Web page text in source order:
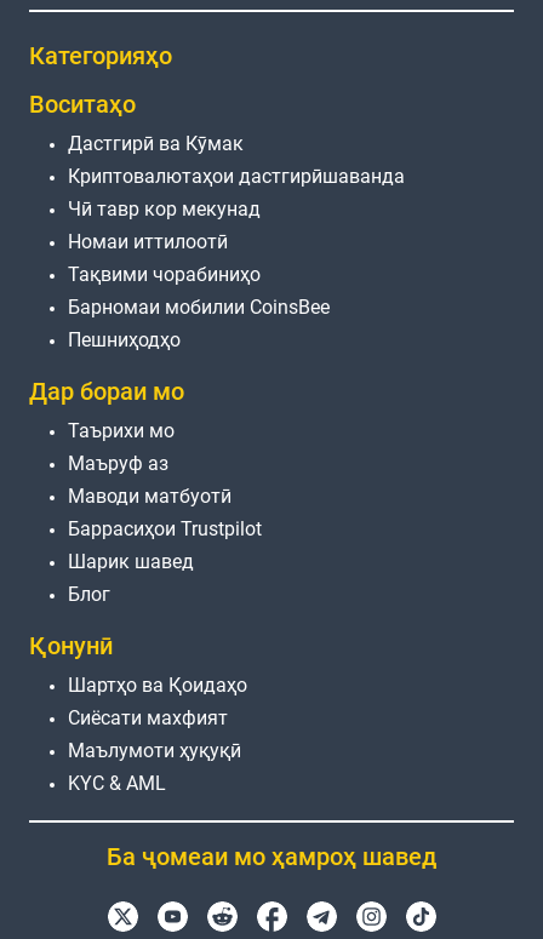
Категорияҳо
Воситаҳо
Дастгирӣ ва Кӯмак
Криптовалютаҳои дастгирӣшаванда
Чӣ тавр кор мекунад
Номаи иттилоотӣ
Тақвими чорабиниҳо
Барномаи мобилии CoinsBee
Пешниҳодҳо
Дар бораи мо
Таърихи мо
Маъруф аз
Маводи матбуотӣ
Баррасиҳои Trustpilot
Шарик шавед
Блог
Қонунӣ
Шартҳо ва Қоидаҳо
Сиёсати махфият
Маълумоти ҳуқуқӣ
KYC & AML
Ба ҷомеаи мо ҳамроҳ шавед